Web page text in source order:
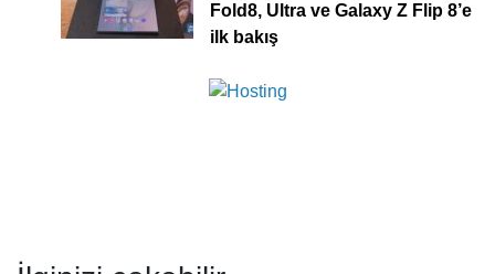
Fold8, Ultra ve Galaxy Z Flip 8’e
ilk bakış